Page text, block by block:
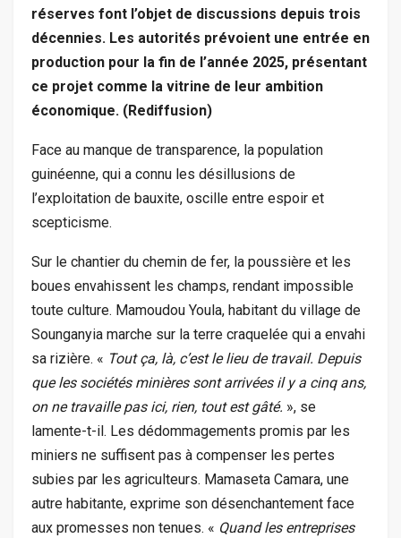
réserves font l’objet de discussions depuis trois
décennies. Les autorités prévoient une entrée en
production pour la fin de l’année 2025, présentant
ce projet comme la vitrine de leur ambition
économique. (Rediffusion)
Face au manque de transparence, la population
guinéenne, qui a connu les désillusions de
l’exploitation de bauxite, oscille entre espoir et
scepticisme.
Sur le chantier du chemin de fer, la poussière et les
boues envahissent les champs, rendant impossible
toute culture. Mamoudou Youla, habitant du village de
Sounganyia marche sur la terre craquelée qui a envahi
sa rizière. « Tout ça, là, c’est le lieu de travail. Depuis
que les sociétés minières sont arrivées il y a cinq ans,
on ne travaille pas ici, rien, tout est gâté. », se
lamente-t-il. Les dédommagements promis par les
miniers ne suffisent pas à compenser les pertes
subies par les agriculteurs. Mamaseta Camara, une
autre habitante, exprime son désenchantement face
aux promesses non tenues. « Quand les entreprises